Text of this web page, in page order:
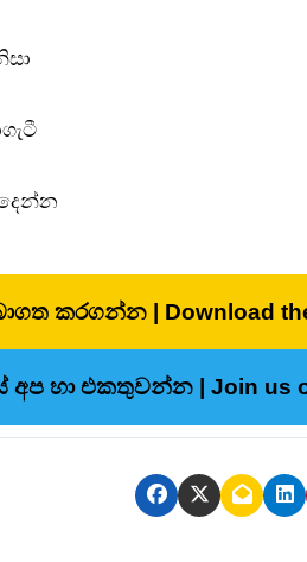
කරගන්න | Download
අප හා එකතුවන්න | Join us